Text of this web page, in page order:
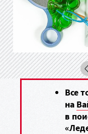
Все
на
в